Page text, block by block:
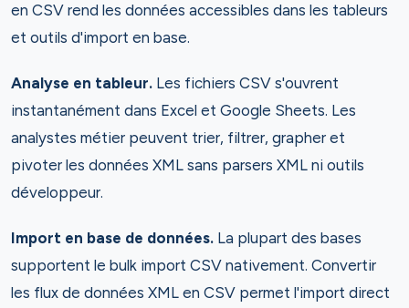
en CSV rend les données accessibles dans les tableurs
et outils d'import en base.
Analyse en tableur. Les fichiers CSV s'ouvrent
instantanément dans Excel et Google Sheets. Les
analystes métier peuvent trier, filtrer, grapher et
pivoter les données XML sans parsers XML ni outils
développeur.
Import en base de données. La plupart des bases
supportent le bulk import CSV nativement. Convertir
les flux de données XML en CSV permet l'import direct